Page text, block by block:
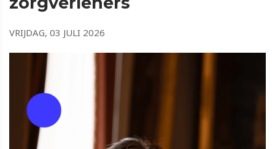
VRIJDAG, 03 JULI 2026